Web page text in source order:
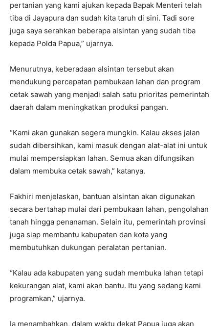
pertanian yang kami ajukan kepada Bapak Menteri telah
tiba di Jayapura dan sudah kita taruh di sini. Tadi sore
juga saya serahkan beberapa alsintan yang sudah tiba
kepada Polda Papua,” ujarnya.
Menurutnya, keberadaan alsintan tersebut akan
mendukung percepatan pembukaan lahan dan program
cetak sawah yang menjadi salah satu prioritas pemerintah
daerah dalam meningkatkan produksi pangan.
“Kami akan gunakan segera mungkin. Kalau akses jalan
sudah dibersihkan, kami masuk dengan alat-alat ini untuk
mulai mempersiapkan lahan. Semua akan difungsikan
dalam membuka cetak sawah,” katanya.
Fakhiri menjelaskan, bantuan alsintan akan digunakan
secara bertahap mulai dari pembukaan lahan, pengolahan
tanah hingga penanaman. Selain itu, pemerintah provinsi
juga siap membantu kabupaten dan kota yang
membutuhkan dukungan peralatan pertanian.
“Kalau ada kabupaten yang sudah membuka lahan tetapi
kekurangan alat, kami akan bantu. Itu yang sedang kami
programkan,” ujarnya.
Ia menambahkan, dalam waktu dekat Papua juga akan